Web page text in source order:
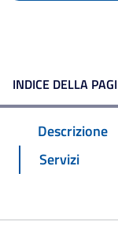
INDICE DELLA
Descrizione
Servizi